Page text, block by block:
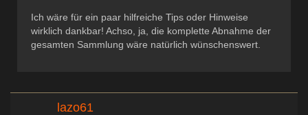
Ich wäre für ein paar hilfreiche Tips oder Hinweise
wirklich dankbar! Achso, ja, die komplette Abnahme der
gesamten Sammlung wäre natürlich wünschenswert.
lazo61